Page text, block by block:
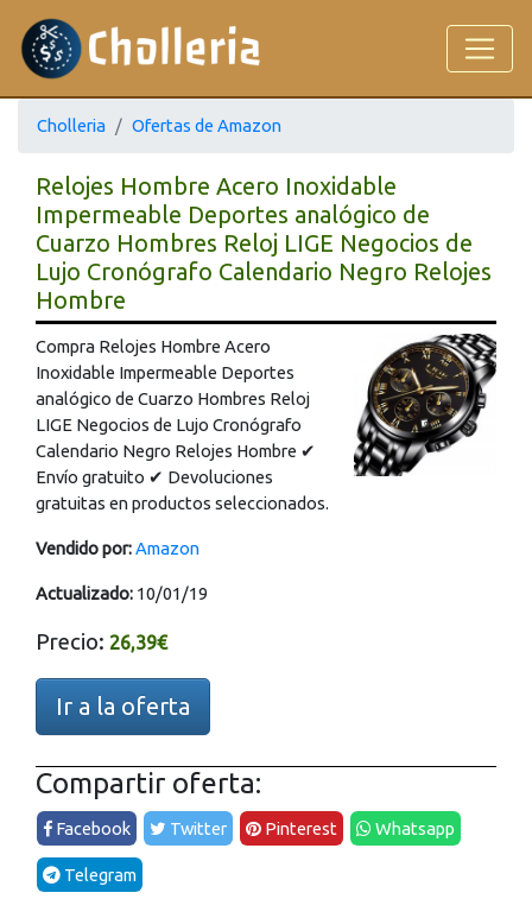
Cholleria Ofertas de Amazon
Relojes Hombre Acero Inoxidable
Impermeable Deportes analógico de
Cuarzo Hombres Reloj LIGE Negocios de
Lujo Cronógrafo Calendario Negro Relojes
Hombre
Compra Relojes Hombre Acero
Inoxidable Impermeable Deportes
analógico de Cuarzo Hombres Reloj
LIGE Negocios de Lujo Cronógrafo
Calendario Negro Relojes Hombre ✔
Envío gratuito ✔ Devoluciones
gratuitas en productos seleccionados.
Vendido por:Amazon
Actualizado: 10/01/19
Precio: 26,39€
Ir a la oferta
Compartir oferta:
Facebook Twitter Pinterest Whatsapp
Telegram